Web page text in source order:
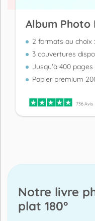
Album
2 formats au choix
3 couvertures
Jusqu'à 400
Papier premium
736 Avis
Notre livre
plat 180°